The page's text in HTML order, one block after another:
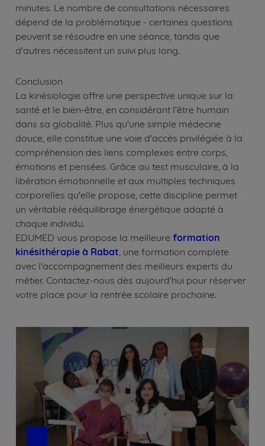
minutes. Le nombre de consultations nécessaires
dépend de la problématique - certaines questions
peuvent se résoudre en une séance, tandis que
d'autres nécessitent un suivi plus long.
Conclusion
La kinésiologie offre une perspective unique sur la
santé et le bien-être, en considérant l'être humain
dans sa globalité. Plus qu'une simple médecine
douce, elle constitue une voie d'accès privilégiée à la
compréhension des liens complexes entre corps,
émotions et pensées. Grâce au test musculaire, à la
libération émotionnelle et aux multiples techniques
corporelles qu'elle propose, cette discipline permet
un véritable rééquilibrage énergétique adapté à
chaque individu.
EDUMED vous propose la meilleure formation
kinésithérapie à Rabat , une formation complète
avec l'accompagnement des meilleurs experts du
métier. Contactez-nous dès aujourd'hui pour réserver
votre place pour la rentrée scolaire prochaine.